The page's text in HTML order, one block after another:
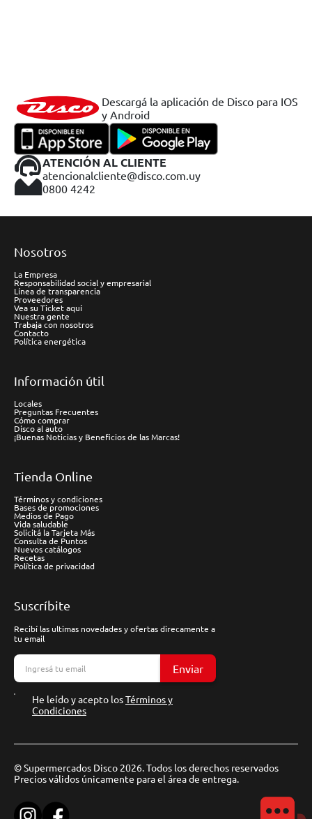
Descargá la aplicación de Disco para IOS
y Android
ATENCIÓN AL CLIENTE
atencionalcliente@disco.com.uy
0800 4242
Nosotros
La Empresa
Responsabilidad social y empresarial
Línea de transparencia
Proveedores
Vea su Ticket aquí
Nuestra gente
Trabaja con nosotros
Contacto
Política energética
Información útil
Locales
Preguntas Frecuentes
Cómo comprar
Disco al auto
¡Buenas Noticias y Beneficios de las Marcas!
Tienda Online
Términos y condiciones
Bases de promociones
Medios de Pago
Vida saludable
Solicitá la Tarjeta Más
Consulta de Puntos
Nuevos catálogos
Recetas
Política de privacidad
Suscríbite
Recibí las ultimas novedades y ofertas direcamente a
tu email
Enviar
He leído y acepto losTérminos y
Condiciones
© Supermercados Disco 2026. Todos los derechos reservados
Precios válidos únicamente para el área de entrega.